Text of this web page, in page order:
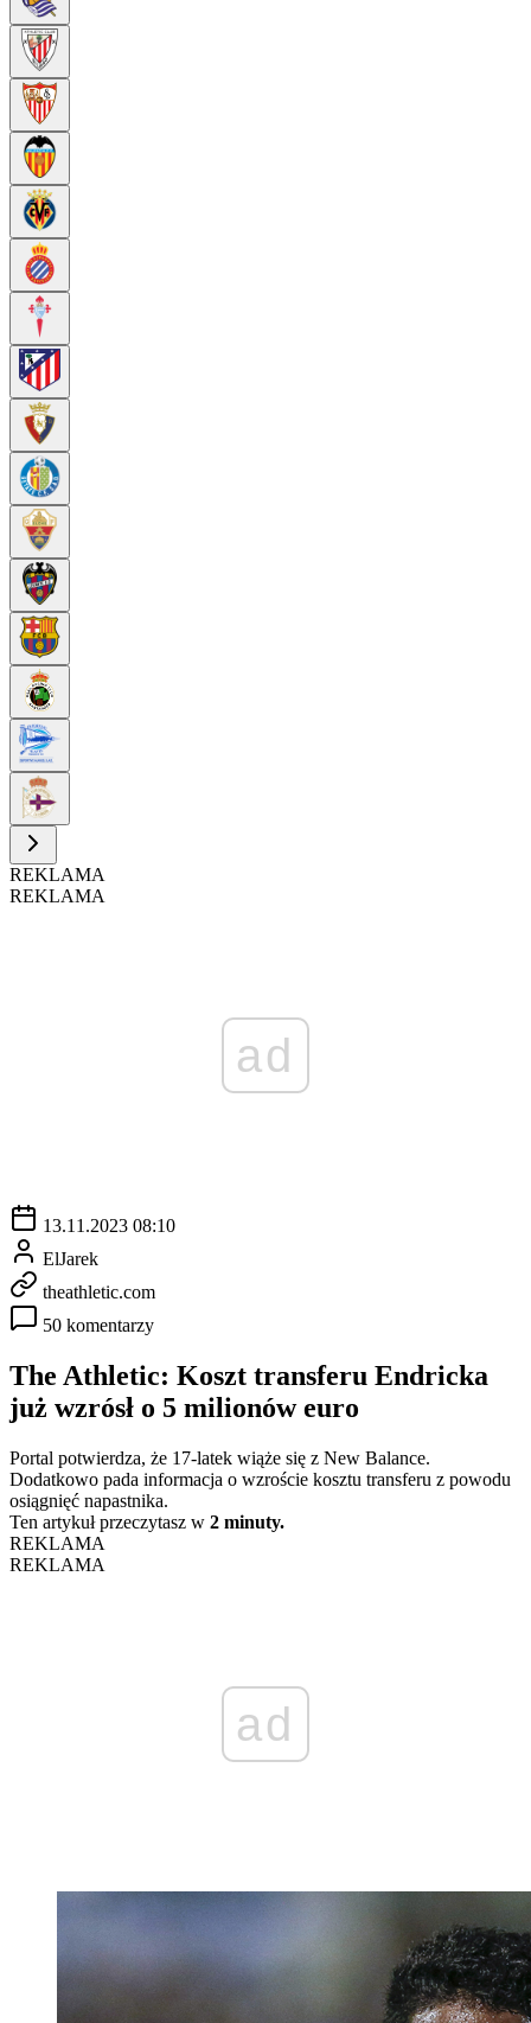
REKLAMA
REKLAMA
ad
13.11.2023 08:10
ElJarek
theathletic.com
50 komentarzy
The Athletic: Koszt transferu Endricka
już wzrósł o 5 milionów euro
Portal potwierdza, że 17-latek wiąże się z New Balance.
Dodatkowo pada informacja o wzroście kosztu transferu z powodu
osiągnięć napastnika.
Ten artykuł przeczytasz w 2 minuty.
REKLAMA
REKLAMA
ad